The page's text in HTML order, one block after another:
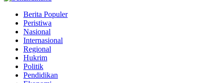
Berita Populer
Peristiwa
Nasional
Internasional
Regional
Hukrim
Politik
Pendidikan